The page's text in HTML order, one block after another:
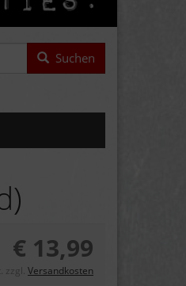
Suchen
€ 13,99
zzgl. Versandkosten